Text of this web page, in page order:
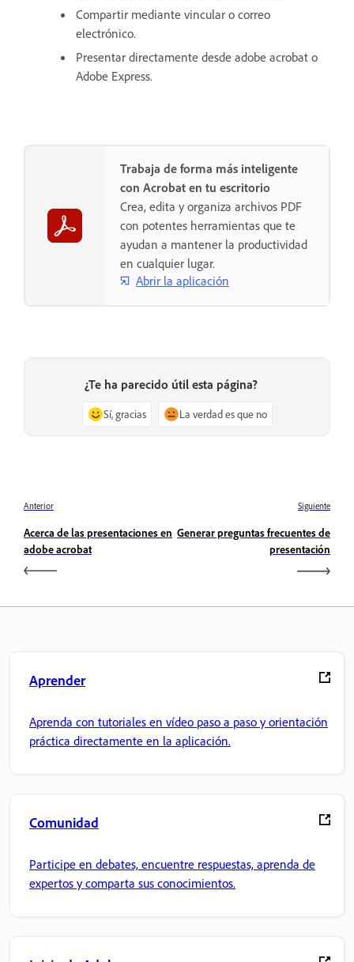
Compartir mediante vincular o correo
electrónico.
Presentar directamente desde adobe acrobat o
Adobe Express.
Trabaja de forma más inteligente
con Acrobat en tu escritorio
Crea, edita y organiza archivos PDF
con potentes herramientas que te
ayudan a mantener la productividad
en cualquier lugar.
Abrir la aplicación
¿Te ha parecido útil esta página?
Sí, gracias La verdad es que no
Anterior
Acerca de las presentaciones en
adobe acrobat
Siguiente
Generar preguntas frecuentes de
presentación
Aprender
Aprenda con tutoriales en vídeo paso a paso y orientación
práctica directamente en la aplicación.
Comunidad
Participe en debates, encuentre respuestas, aprenda de
expertos y comparta sus conocimientos.